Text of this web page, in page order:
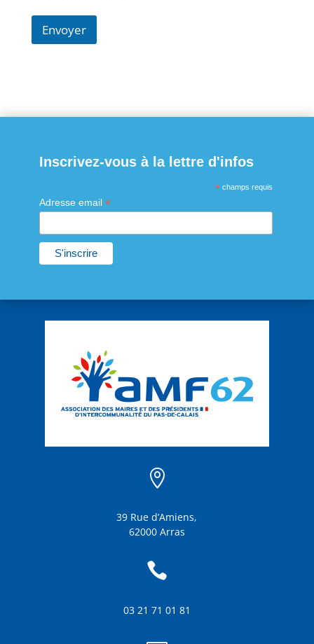
Envoyer
Inscrivez-vous à la lettre d'infos
* champs requis
Adresse email *

39 Rue d’Amiens,
62000 Arras

03 21 71 01 81